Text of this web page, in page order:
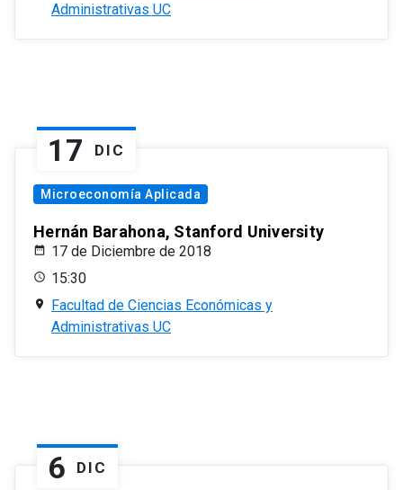
Administrativas UC
17 DIC
Microeconomía Aplicada
Hernán Barahona, Stanford University
17 de Diciembre de 2018
15:30
Facultad de Ciencias Económicas y
Administrativas UC
6 DIC